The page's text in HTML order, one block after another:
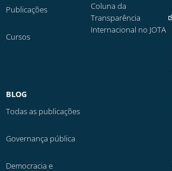
Publicações
Cursos
BLOG
Todas as publicações
Governança pública
Democracia e
Coluna da
Transparência
Internacional no JOTA